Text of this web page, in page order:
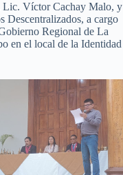
Lic. Víctor Cachay Malo, y
Descentralizados, a cargo
Regional de La
en el local de la Identidad